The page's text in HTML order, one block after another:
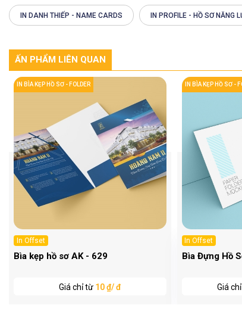
IN DANH THIẾP - NAME CARDS IN PROFILE - HỒ SƠ NĂNG
ẤN PHẨM LIÊN QUAN
IN BÌA KẸP HỒ SƠ - FOLDER
In Offset
Bìa kẹp hồ sơ AK - 629
Giá chỉ từ 10 ₫/ đ
IN BÌA KẸP HỒ SƠ -
In Offset
Bìa Đựng Hồ
Giá